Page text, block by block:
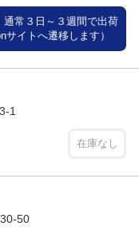
通常３日～３週間で出荷
サイトへ遷移します）
1
在庫なし
50